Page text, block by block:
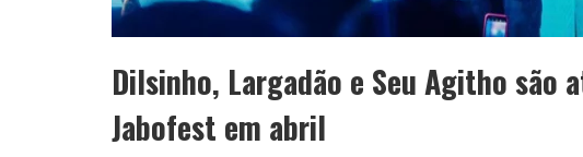
Dilsinho, Largadão e Seu Agitho são
Jabofest em abril